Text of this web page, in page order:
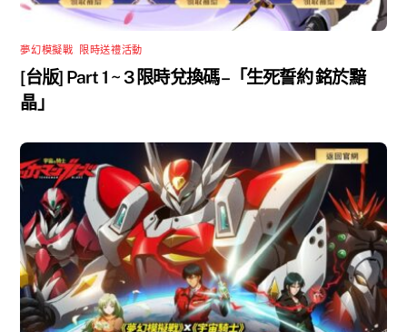
夢幻模擬戰 限時送禮活動
[台版] Part 1 ~ 3 限時兌換碼 –「生死誓約 銘於黯
晶」